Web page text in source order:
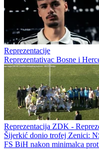
Reprezentacije
Reprezentativac Bosne i
Reprezentacija ZDK -
Šijerkić donio trofej Zenici:
FS BiH nakon minimalca